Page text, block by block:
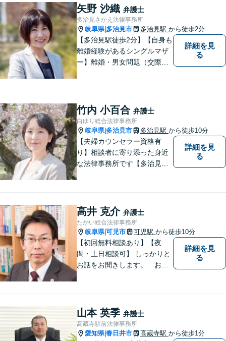
まで。相談料は、平日営業時
間内は60分11,000円。じっく
り話をうかがいます。
矢野 沙織 弁護士
多治見さかえ法律事務所
岐阜県| 多治見市 多治見駅 から徒歩2分
【多治見駅徒歩2分】【自身も
離婚経験があるシングルマザ
ー】離婚・男女問題（交際ト
ご提案いたします。【夫婦カ
ウンセラーの資格あり】
詳細を見
る
竹内 小百合 弁護士
白ゆり総合法律事務所
岐阜県| 多治見市 多治見駅 から徒歩10分
【夫婦カウンセラー資格有
り】相談者に寄り添った身近
な法律事務所です【多治見駅
市など東濃地方を中心エリア
として活動している法律事務
所です。
詳細を見
る
高井 克介 弁護士
たかい総合法律事務所
岐阜県|可児市 可児駅 から徒歩10分
【初回無料相談あり】【夜
間・土日相談可】 しっかりと
お話をお聞きします。 お気
詳細を見
る
山本 英季 弁護士
高蔵寺駅前法律事務所
愛知県|春日井市 高蔵寺駅 から徒歩1分